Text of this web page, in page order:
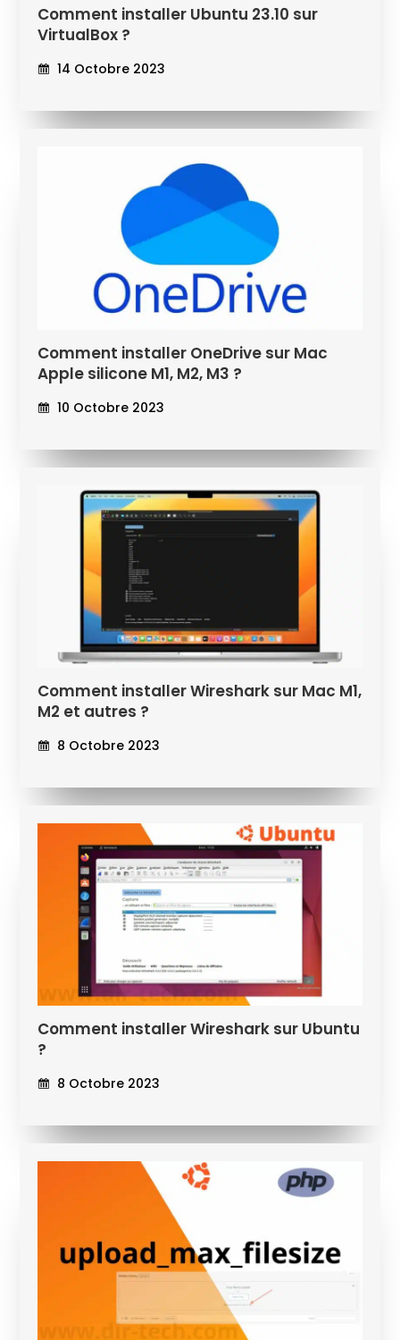
Comment installer Ubuntu 23.10 sur
VirtualBox ?
14 Octobre 2023
Comment installer OneDrive sur Mac
Apple silicone M1, M2, M3 ?
10 Octobre 2023
Comment installer Wireshark sur Mac M1,
M2 et autres ?
8 Octobre 2023
Comment installer Wireshark sur Ubuntu
?
8 Octobre 2023